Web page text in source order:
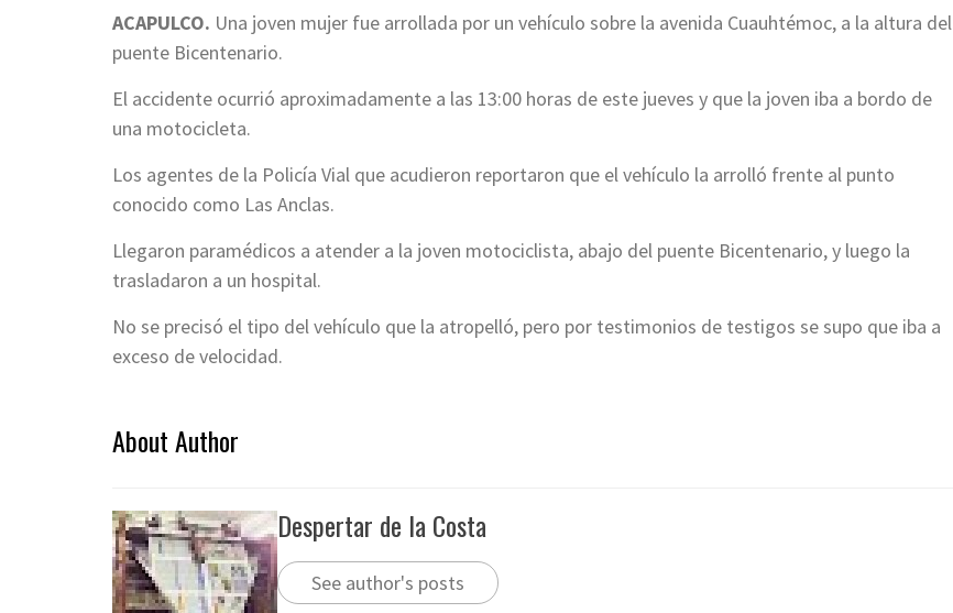
ACAPULCO. Una joven mujer fue arrollada por un vehículo sobre la avenida Cuauhtémoc, a la altura del
puente Bicentenario.
El accidente ocurrió aproximadamente a las 13:00 horas de este jueves y que la joven iba a bordo de
una motocicleta.
Los agentes de la Policía Vial que acudieron reportaron que el vehículo la arrolló frente al punto
conocido como Las Anclas.
Llegaron paramédicos a atender a la joven motociclista, abajo del puente Bicentenario, y luego la
trasladaron a un hospital.
No se precisó el tipo del vehículo que la atropelló, pero por testimonios de testigos se supo que iba a
exceso de velocidad.
About Author
Despertar de la Costa
See author's posts